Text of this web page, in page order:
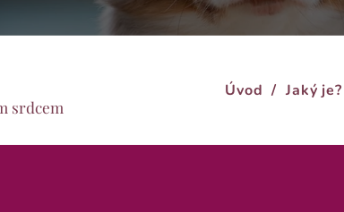
srdcem
Úvod Jaký je?